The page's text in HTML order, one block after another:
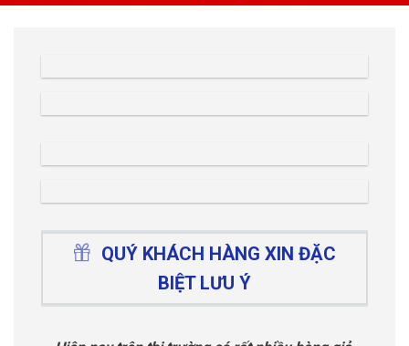
QUÝ KHÁCH HÀNG XIN ĐẶC
BIỆT LƯU Ý